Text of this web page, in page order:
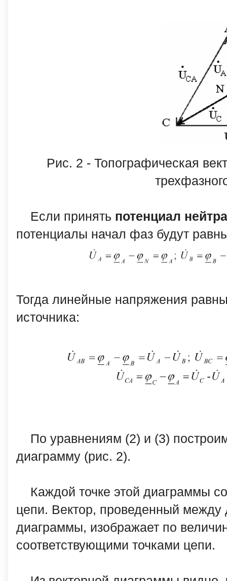
Рис. 2 - Топографическая
Если принять потенциал
потенциалы начал фаз будут
Тогда линейные напряжения
источника:
По уравнениям (2) и (3)
диаграмму (рис. 2).
Каждой точке этой диаграммы
цепи. Вектор, проведенный между
диаграммы, изображает по
соответствующими точками цепи.